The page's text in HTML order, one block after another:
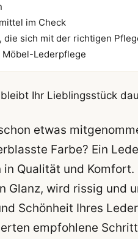
im Check
die sich mit der richtigen
Lederpflege
Ihr Lieblingsstück
etwas
Farbe? Ein
Qualität und
Glanz, wird rissig und
Schönheit Ihres
empfohlene